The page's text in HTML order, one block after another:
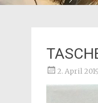
2. April